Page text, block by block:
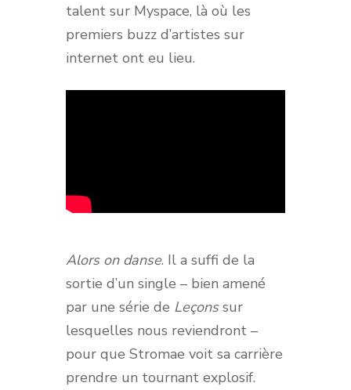
talent sur Myspace, là où les
premiers buzz d’artistes sur
internet ont eu lieu.
Alors on danse. Il a suffi de la
sortie d’un single – bien amené
par une série de Leçonssur
lesquelles nous reviendront –
pour que Stromae voit sa carrière
prendre un tournant explosif.